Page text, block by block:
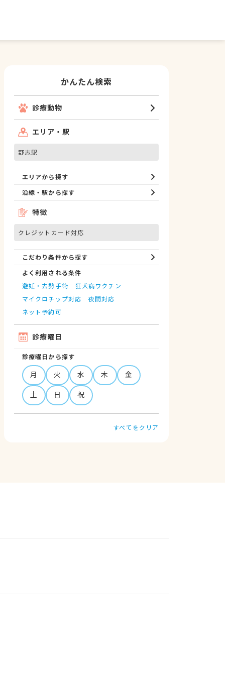
かんたん検索
診療動物
エリア・駅
野志駅
エリアから探す
沿線・駅から探す
特徴
クレジットカード対応
こだわり条件から探す
よく利用される条件
避妊・去勢手術
狂犬病ワクチン
マイクロチップ対応
夜間対応
ネット予約可
診療曜日
診療曜日から探す
月 火 水 木
金
土
日 祝
すべてをクリア